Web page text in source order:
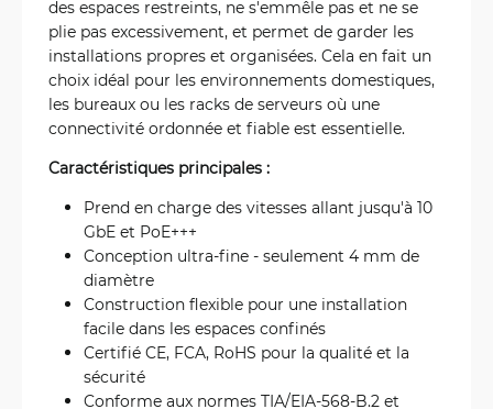
des espaces restreints, ne s'emmêle pas et ne se
plie pas excessivement, et permet de garder les
installations propres et organisées. Cela en fait un
choix idéal pour les environnements domestiques,
les bureaux ou les racks de serveurs où une
connectivité ordonnée et fiable est essentielle.
Caractéristiques principales :
Prend en charge des vitesses allant jusqu'à 10
GbE et PoE+++
Conception ultra-fine - seulement 4 mm de
diamètre
Construction flexible pour une installation
facile dans les espaces confinés
Certifié CE, FCA, RoHS pour la qualité et la
sécurité
Conforme aux normes TIA/EIA-568-B.2 et